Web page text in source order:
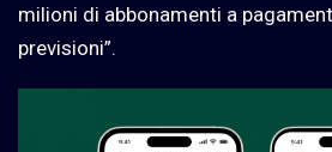
milioni di abbonamenti a
previsioni”.